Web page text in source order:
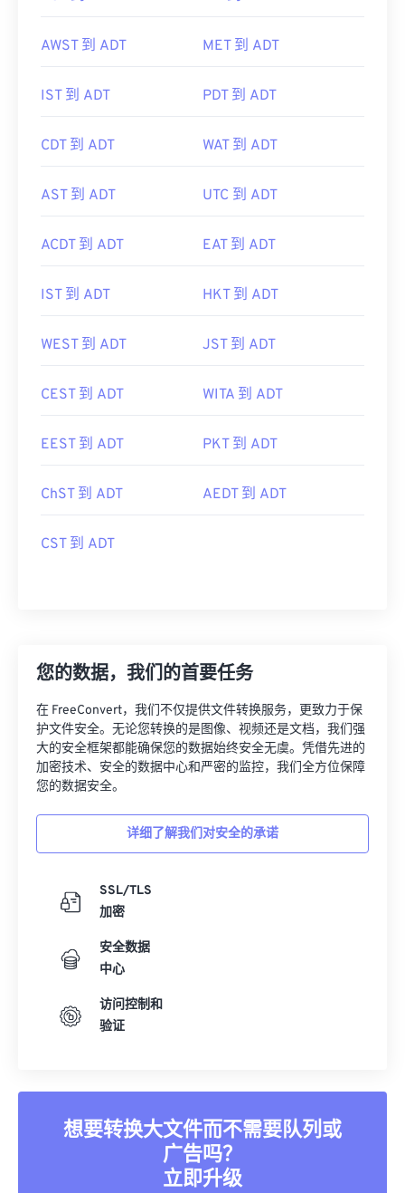
AWST 到 ADT MET 到 ADT
IST 到 ADT PDT 到 ADT
CDT 到 ADT WAT 到 ADT
AST 到 ADT UTC 到 ADT
ACDT 到 ADT EAT 到 ADT
IST 到 ADT HKT 到 ADT
WEST 到 ADT JST 到 ADT
CEST 到 ADT WITA 到 ADT
EEST 到 ADT PKT 到 ADT
ChST 到 ADT AEDT 到 ADT
CST 到 ADT
您的数据，我们的首要任务
在 FreeConvert，我们不仅提供文件转换服务，更致力于保
护文件安全。无论您转换的是图像、视频还是文档，我们强
大的安全框架都能确保您的数据始终安全无虞。凭借先进的
加密技术、安全的数据中心和严密的监控，我们全方位保障
您的数据安全。
详细了解我们对安全的承诺
SSL/TLS
加密
安全数据
中心
访问控制和
验证
想要转换大文件而不需要队列或
广告吗？
立即升级